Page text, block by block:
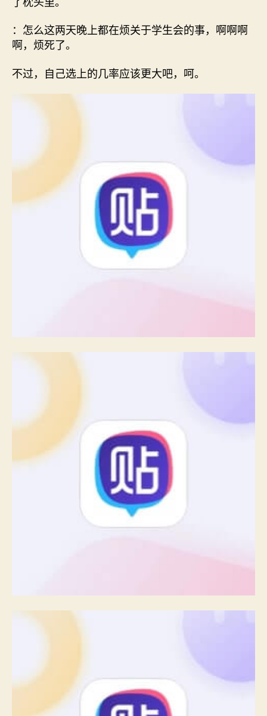
：怎么这两天晚上都在烦关于学生会的事，啊啊啊
啊，烦死了。
不过，自己选上的几率应该更大吧，呵。